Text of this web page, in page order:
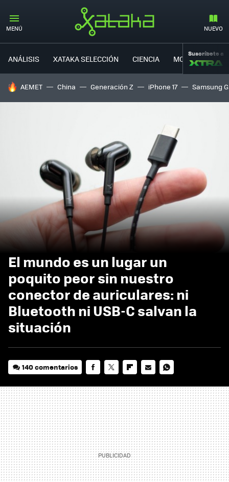
MENÚ NUEVO
ANÁLISIS XATAKA SELECCIÓN CIENCIA MOVILIDAD
Suscríbete a
HOY SE HABLA DE
AEMET China Generación Z iPhone 17 Samsung
El mundo es un lugar un
poquito peor sin nuestro
conector de auriculares: ni
Bluetooth ni USB-C salvan la
situación
140 comentarios
MAIL